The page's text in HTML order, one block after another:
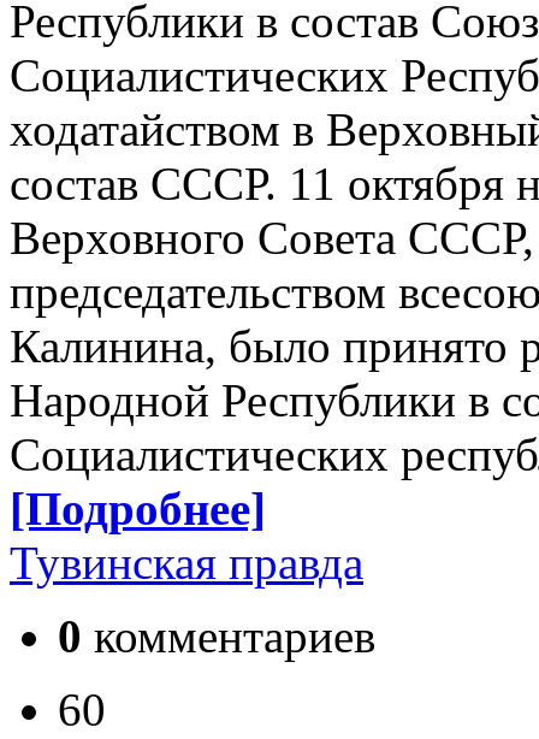
Республики в состав
Социалистических
ходатайством в
состав СССР. 11 октября
Верховного Совета
председательством
Калинина, было принято
Народной Республики в
Социалистических
[Подробнее]
Тувинская правда
0 комментариев
60